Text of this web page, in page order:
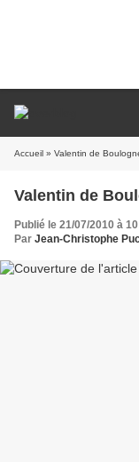
Accueil » Valentin de
Valentin de
Publié le 21/07/2010 à
Par Jean-Christophe